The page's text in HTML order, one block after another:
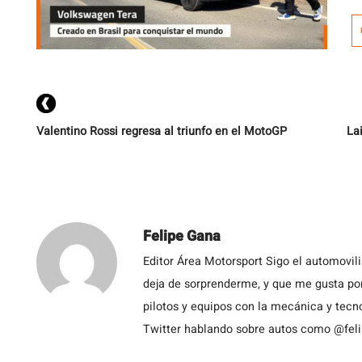
Valentino Rossi regresa al triunfo en el MotoGP
Felipe Gana
Editor Área Motorsport Sigo el
deja de sorprenderme, y que me gusta
pilotos y equipos con la mecánica y
Twitter hablando sobre autos como